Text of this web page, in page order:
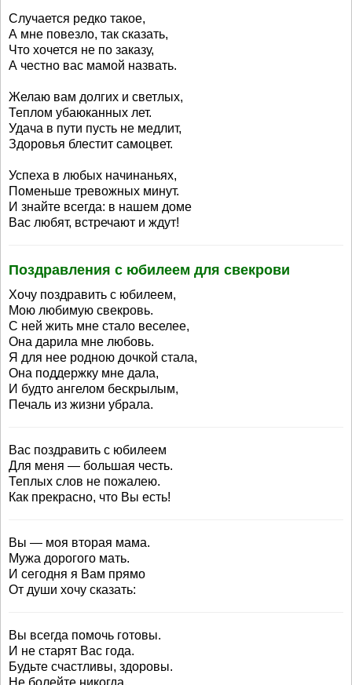
Случается редко такое,
А мне повезло, так сказать,
Что хочется не по заказу,
А честно вас мамой назвать.
Желаю вам долгих и светлых,
Теплом убаюканных лет.
Удача в пути пусть не медлит,
Здоровья блестит самоцвет.
Успеха в любых начинаньях,
Поменьше тревожных минут.
И знайте всегда: в нашем доме
Вас любят, встречают и ждут!
Поздравления с юбилеем для свекрови
Хочу поздравить с юбилеем,
Мою любимую свекровь.
С ней жить мне стало веселее,
Она дарила мне любовь.
Я для нее родною дочкой стала,
Она поддержку мне дала,
И будто ангелом бескрылым,
Печаль из жизни убрала.
Вас поздравить с юбилеем
Для меня — большая честь.
Теплых слов не пожалею.
Как прекрасно, что Вы есть!
Вы — моя вторая мама.
Мужа дорогого мать.
И сегодня я Вам прямо
От души хочу сказать:
Вы всегда помочь готовы.
И не старят Вас года.
Будьте счастливы, здоровы.
Не болейте никогда.